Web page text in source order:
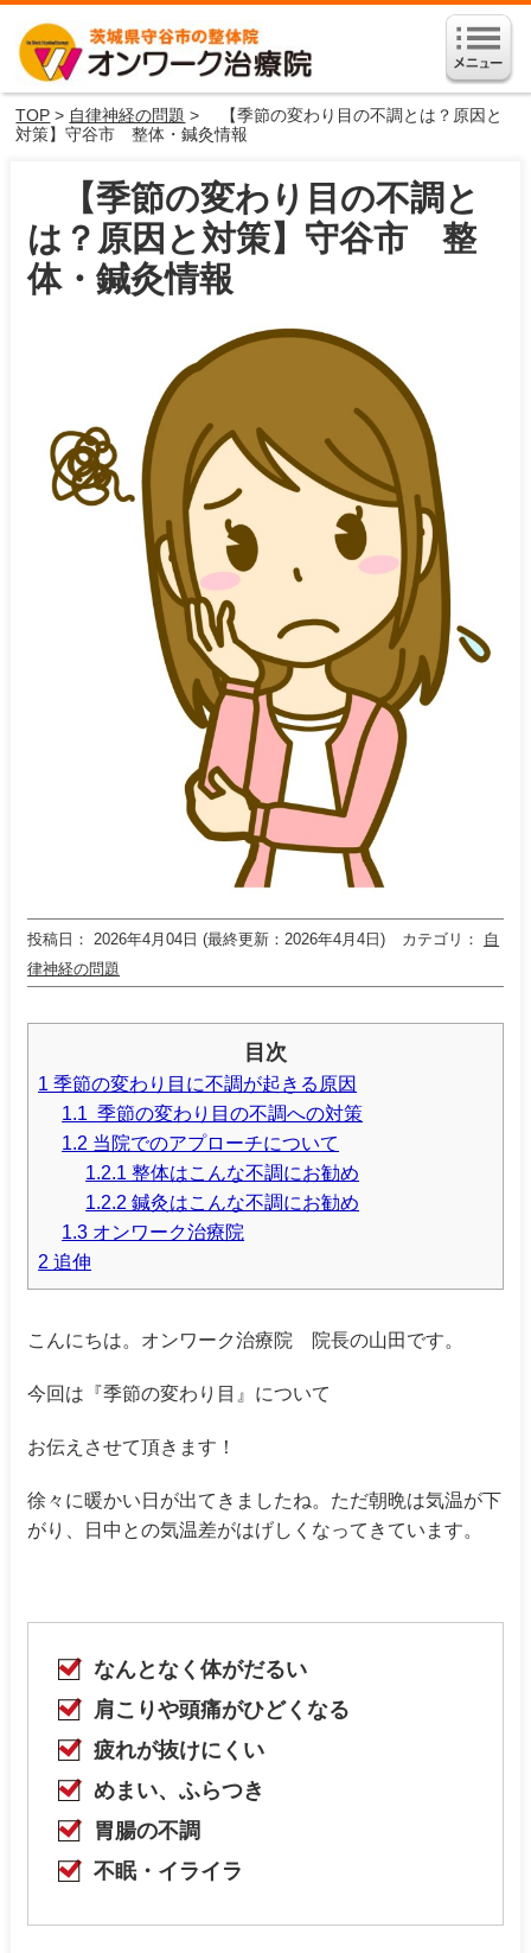
TOP > 自律神経の問題 > 【季節の変わり目の不調とは？原因と
対策】守谷市 整体・鍼灸情報
【季節の変わり目の不調と
は？原因と対策】守谷市 整
体・鍼灸情報
投稿日 2026年4月04日 (最終更新：2026年4月4日) カテゴリ
自
律神経の問題
目次
1 季節の変わり目に不調が起きる原因
1.1 季節の変わり目の不調への対策
1.2 当院でのアプローチについて
1.2.1 整体はこんな不調にお勧め
1.2.2 鍼灸はこんな不調にお勧め
1.3 オンワーク治療院
2 追伸
こんにちは。オンワーク治療院 院長の山田です。
今回は『季節の変わり目』について
お伝えさせて頂きます！
徐々に暖かい日が出てきましたね。ただ朝晩は気温が下
がり、日中との気温差がはげしくなってきています。
なんとなく体がだるい
肩こりや頭痛がひどくなる
疲れが抜けにくい
めまい、ふらつき
胃腸の不調
不眠・イライラ